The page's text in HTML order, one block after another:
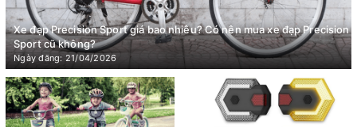
Xe đạp Precision Sport giá bao nhiêu? Có nên mua xe đạp Precision
Sport cũ không?
Ngày đăng: 21/04/2026